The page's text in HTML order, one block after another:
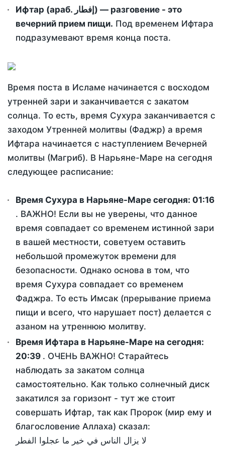
Ифтар (араб. إفطار) — разговение - это
вечерний прием пищи. Под временем Ифтара
подразумевают время конца поста.
Время поста в Исламе начинается с восходом
утренней зари и заканчивается с закатом
солнца. То есть, время Сухура заканчивается с
заходом Утренней молитвы (Фаджр) а время
Ифтара начинается с наступлением Вечерней
молитвы (Магриб). В Нарьяне-Маре на сегодня
следующее расписание:
Время Сухура в Нарьяне-Маре сегодня: 01:16
. ВАЖНО! Если вы не уверены, что данное
время совпадает со временем истинной зари
в вашей местности, советуем оставить
небольшой промежуток времени для
безопасности. Однако основа в том, что
время Сухура совпадает со временем
Фаджра. То есть Имсак (прерывание приема
пищи и всего, что нарушает пост) делается с
азаном на утреннюю молитву.
Время Ифтара в Нарьяне-Маре на сегодня:
20:39 . ОЧЕНЬ ВАЖНО! Старайтесь
наблюдать за закатом солнца
самостоятельно. Как только солнечный диск
закатился за горизонт - тут же стоит
совершать Ифтар, так как Пророк (мир ему и
благословение Аллаха) сказал:
لا يزال الناس في خير ما عجلوا الفطر